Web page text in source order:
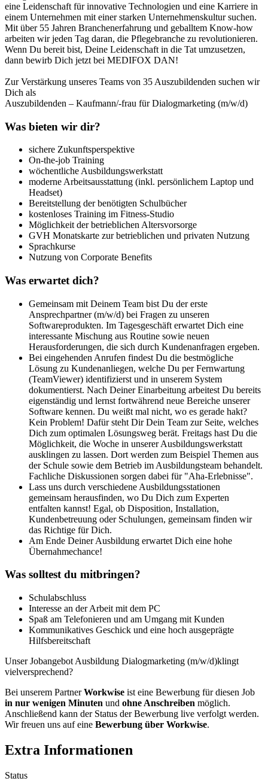
eine Leidenschaft für innovative Technologien und eine Karriere in
einem Unternehmen mit einer starken Unternehmenskultur suchen.
Mit über 55 Jahren Branchenerfahrung und geballtem Know-how
arbeiten wir jeden Tag daran, die Pflegebranche zu revolutionieren.
Wenn Du bereit bist, Deine Leidenschaft in die Tat umzusetzen,
dann bewirb Dich jetzt bei MEDIFOX DAN!
Zur Verstärkung unseres Teams von 35 Auszubildenden suchen wir
Dich als
Auszubildenden – Kaufmann/-frau für Dialogmarketing (m/w/d)
Was bieten wir dir?
sichere Zukunftsperspektive
On-the-job Training
wöchentliche Ausbildungswerkstatt
moderne Arbeitsausstattung (inkl. persönlichem Laptop und
Headset)
Bereitstellung der benötigten Schulbücher
kostenloses Training im Fitness-Studio
Möglichkeit der betrieblichen Altersvorsorge
GVH Monatskarte zur betrieblichen und privaten Nutzung
Sprachkurse
Nutzung von Corporate Benefits
Was erwartet dich?
Gemeinsam mit Deinem Team bist Du der erste
Ansprechpartner (m/w/d) bei Fragen zu unseren
Softwareprodukten. Im Tagesgeschäft erwartet Dich eine
interessante Mischung aus Routine sowie neuen
Herausforderungen, die sich durch Kundenanfragen ergeben.
Bei eingehenden Anrufen findest Du die bestmögliche
Lösung zu Kundenanliegen, welche Du per Fernwartung
(TeamViewer) identifizierst und in unserem System
dokumentierst. Nach Deiner Einarbeitung arbeitest Du bereits
eigenständig und lernst fortwährend neue Bereiche unserer
Software kennen. Du weißt mal nicht, wo es gerade hakt?
Kein Problem! Dafür steht Dir Dein Team zur Seite, welches
Dich zum optimalen Lösungsweg berät. Freitags hast Du die
Möglichkeit, die Woche in unserer Ausbildungswerkstatt
ausklingen zu lassen. Dort werden zum Beispiel Themen aus
der Schule sowie dem Betrieb im Ausbildungsteam behandelt.
Fachliche Diskussionen sorgen dabei für "Aha-Erlebnisse".
Lass uns durch verschiedene Ausbildungsstationen
gemeinsam herausfinden, wo Du Dich zum Experten
entfalten kannst! Egal, ob Disposition, Installation,
Kundenbetreuung oder Schulungen, gemeinsam finden wir
das Richtige für Dich.
Am Ende Deiner Ausbildung erwartet Dich eine hohe
Übernahmechance!
Was solltest du mitbringen?
Schulabschluss
Interesse an der Arbeit mit dem PC
Spaß am Telefonieren und am Umgang mit Kunden
Kommunikatives Geschick und eine hoch ausgeprägte
Hilfsbereitschaft
Unser Jobangebot Ausbildung Dialogmarketing (m/w/d)klingt
vielversprechend?
Bei unserem PartnerWorkwise ist eine Bewerbung für diesen Job
in nur wenigen Minuten und ohne Anschreiben möglich.
Anschließend kann der Status der Bewerbung live verfolgt werden.
Wir freuen uns auf eine Bewerbung über Workwise.
Extra Informationen
Status